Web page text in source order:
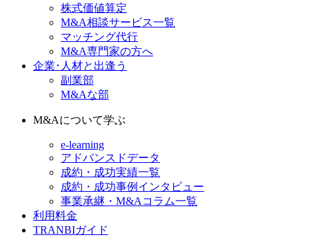
株式価値算定
M&A相談サービス一覧
マッチング代行
M&A専門家の方へ
企業･人材と出逢う
副業部
M&Aな部
M&Aについて学ぶ
e-learning
アドバンスドデータ
成約・成功実績一覧
成約・成功事例インタビュー
事業承継・M&Aコラム一覧
利用料金
TRANBIガイド